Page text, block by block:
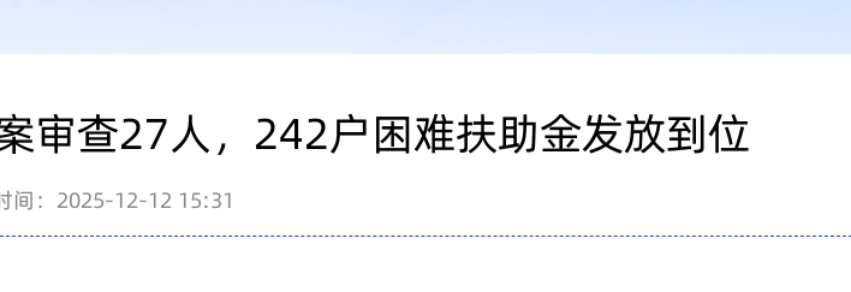
审查27人，242户困难扶助金发放到位
间：2025-12-12 15:31